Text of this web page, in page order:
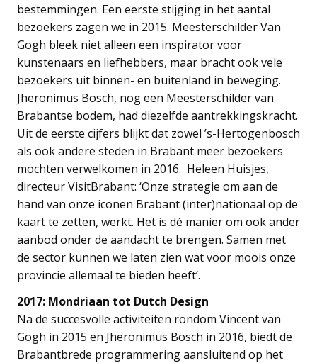
bestemmingen. Een eerste stijging in het aantal
bezoekers zagen we in 2015. Meesterschilder Van
Gogh bleek niet alleen een inspirator voor
kunstenaars en liefhebbers, maar bracht ook vele
bezoekers uit binnen- en buitenland in beweging.
Jheronimus Bosch, nog een Meesterschilder van
Brabantse bodem, had diezelfde aantrekkingskracht.
Uit de eerste cijfers blijkt dat zowel ’s-Hertogenbosch
als ook andere steden in Brabant meer bezoekers
mochten verwelkomen in 2016. Heleen Huisjes,
directeur VisitBrabant: ‘Onze strategie om aan de
hand van onze iconen Brabant (inter)nationaal op de
kaart te zetten, werkt. Het is dé manier om ook ander
aanbod onder de aandacht te brengen. Samen met
de sector kunnen we laten zien wat voor moois onze
provincie allemaal te bieden heeft’.
2017: Mondriaan tot Dutch Design
Na de succesvolle activiteiten rondom Vincent van
Gogh in 2015 en Jheronimus Bosch in 2016, biedt de
Brabantbrede programmering aansluitend op het